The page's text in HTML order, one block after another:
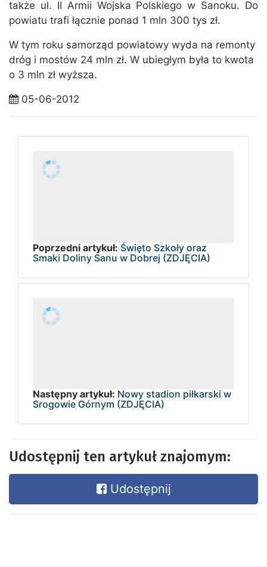
także ul. II Armii Wojska Polskiego w Sanoku. Do
powiatu trafi łącznie ponad 1 mln 300 tys zł.
W tym roku samorząd powiatowy wyda na remonty
dróg i mostów 24 mln zł. W ubiegłym była to kwota
o 3 mln zł wyższa.
05-06-2012
Poprzedni artykuł: Święto Szkoły oraz
Smaki Doliny Sanu w Dobrej (ZDJĘCIA)
Następny artykuł: Nowy stadion piłkarski w
Srogowie Górnym (ZDJĘCIA)
Udostępnij ten artykuł znajomym:
Udostępnij